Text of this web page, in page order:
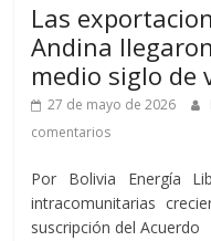
Las
Andina
medio siglo
27 de mayo de 2026
comentarios
Por Bolivia Energía
intracomunitarias
suscripción del Acuerdo